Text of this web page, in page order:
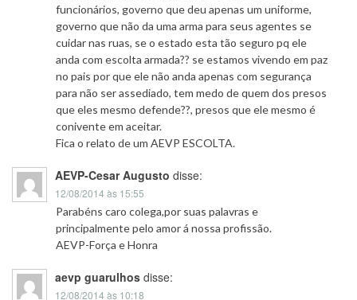
funcionários, governo que deu apenas um uniforme,
governo que não da uma arma para seus agentes se
cuidar nas ruas, se o estado esta tão seguro pq ele
anda com escolta armada?? se estamos vivendo em paz
no pais por que ele não anda apenas com segurança
para não ser assediado, tem medo de quem dos presos
que eles mesmo defende??, presos que ele mesmo é
conivente em aceitar.
Fica o relato de um AEVP ESCOLTA.
AEVP-Cesar Augusto disse:
12/08/2014 às 15:55
Parabéns caro colega,por suas palavras e
principalmente pelo amor á nossa profissão.
AEVP-Força e Honra
aevp guarulhos disse:
12/08/2014 às 10:18